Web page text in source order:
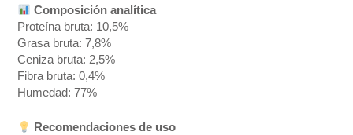
Composición analítica
Proteína bruta: 10,5%
Grasa bruta: 7,8%
Ceniza bruta: 2,5%
Fibra bruta: 0,4%
Humedad: 77%
Recomendaciones de uso